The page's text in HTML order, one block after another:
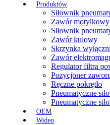
Produktów
Siłownik
Zawór motylkowy
Siłownik
Zawór kulowy
Skrzynka
Zawór
Regulator filtra
Pozycjoner
Ręczne pokrętło
Pneumatyczne
Pneumatyczne
OEM
Wideo